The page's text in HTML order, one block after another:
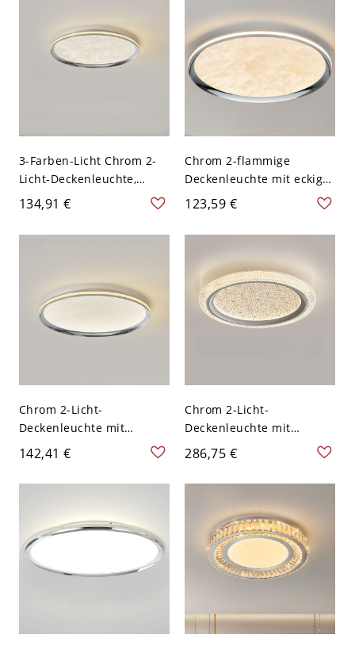
3-Farben-Licht Chrom 2-
Licht-Deckenleuchte,
110V-120V, 16"
134,91 €
Chrom 2-flammige
Deckenleuchte mit eckiger
Form, Plexiglas-Schirm,
Metall-LED-Leuchte,
Oberflächenmontage,
(Warm-/Weiß-/Neutrallicht
dimmbar), 16"
123,59 €
Chrom 2-Licht-
Deckenleuchte mit
eckigem Plexiglas-
Aluminium-LED-
Oberflächenmontage,
(Warm-/Weiß-/Neutrallicht
dimmbar), 16"
142,41 €
Chrom 2-Licht-
Deckenleuchte mit
stufenloser
Dimmsteuerung,
polygonale Form,
sichtbare Montage,
Aluminium,
festverdrahtet, 110V-120V,
286,75 €